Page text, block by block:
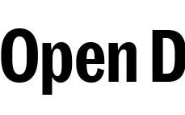
Open